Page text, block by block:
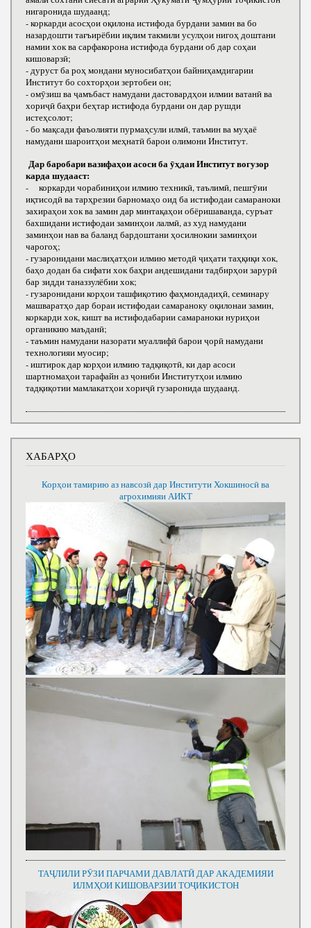
нигаронида шудаанд;
- коркарди асосҳои оқилона истифода бурдани замин ва бо
назардошти тағъирёбии иқлим такмили усулҳои нигоҳ доштани
намии хок ва сарфакорона истифода бурдани об дар соҳаи
кишоварзӣ;
- дуруст ба роҳ мондани муносибатҳои байниҳамдигарии
Институт бо сохторҳои зертобеи он;
- омӯзиш ва ҷамъбаст намудани дастовардҳои илмии ватанӣ ва
хориҷӣ баҳри беҳтар истифода бурдани он дар рушди
истеҳсолот;
- бо мақсади фаъолияти пурмаҳсули илмӣ, таъмин ва муҳаё
намудани шароитҳои меҳнатӣ барои олимони Институт.
Дар баробари вазифаҳои асоси ба ӯҳдаи Институт вогузор
карда шудааст:
- коркарди чорабиниҳои илмию техникӣ, таълимӣ, пешгӯии
иқтисодӣ ва тарҳрезии барномаҳо оид ба истифодаи самараноки
захираҳои хок ва замин дар минтақаҳои обёришаванда, суръат
бахшидани истифодаи заминҳои лалмӣ, аз худ намудани
заминҳои нав ва баланд бардоштани ҳосилнокии заминҳои
чарогоҳ;
- гузаронидани маслиҳатҳои илмию методӣ ҷиҳати таҳқиқи хок,
баҳо додан ба сифати хок баҳри андешидани тадбирҳои зарурӣ
бар зидди таназзулёбии хок;
- гузаронидани корҳои ташфиқотию фаҳмондадиҳӣ, семинару
машваратҳо дар бораи истифодаи самараноку оқилонаи замин,
коркарди хок, кишт ва истифодабарии самараноки нуриҳои
органикию маъданӣ;
- таъмин намудани назорати муаллифӣ барои ҷорӣ намудани
технологияи муосир;
- иштирок дар корҳои илмию тадқиқотӣ, ки дар асоси
шартномаҳои тарафайн аз ҷониби Институтҳои илмию
тадқиқотии мамлакатҳои хориҷӣ гузаронида шудаанд.
ХАБАРҲО
Корҳои тамирию аз навсозӣ дар Институти Хокшиносӣ ва
агрохимияи АИКТ
ТАҶЛИЛИ РӮЗИ ПАРЧАМИ ДАВЛАТӢ ДАР АКАДЕМИЯИ
ИЛМҲОИ КИШОВАРЗИИ ТОҶИКИСТОН